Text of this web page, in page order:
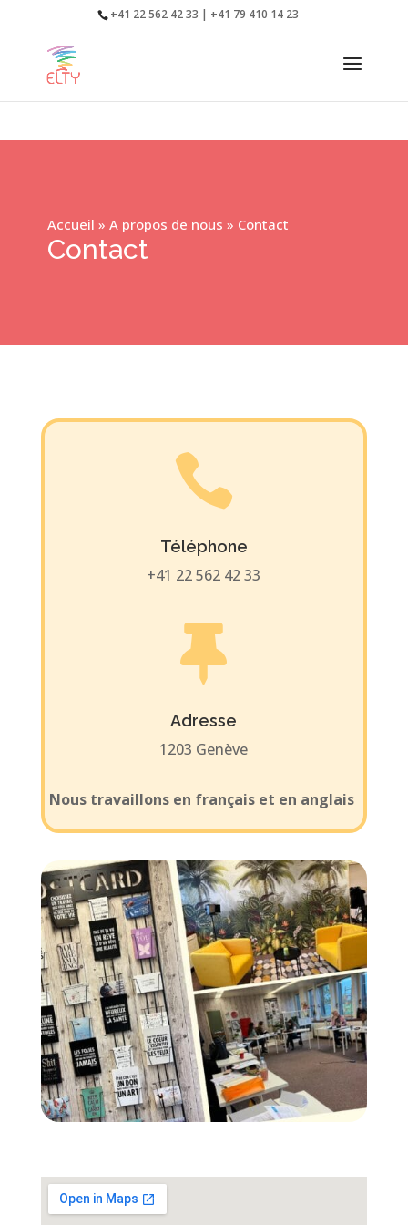
+41 22 562 42 33 | +41 79 410 14 23
Accueil » A propos de nous » Contact
Contact

Téléphone
+41 22 562 42 33

Adresse
1203 Genève
Nous travaillons en français et en anglais